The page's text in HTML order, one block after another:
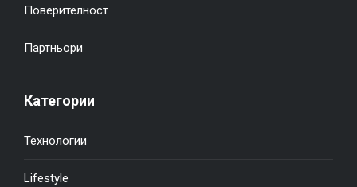
Поверителност
Партньори
Категории
Технологии
Lifestyle